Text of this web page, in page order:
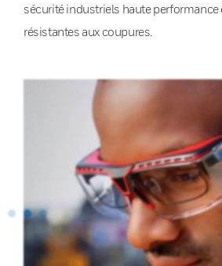
sécurité industriels haute performance
résistantes aux coupures.